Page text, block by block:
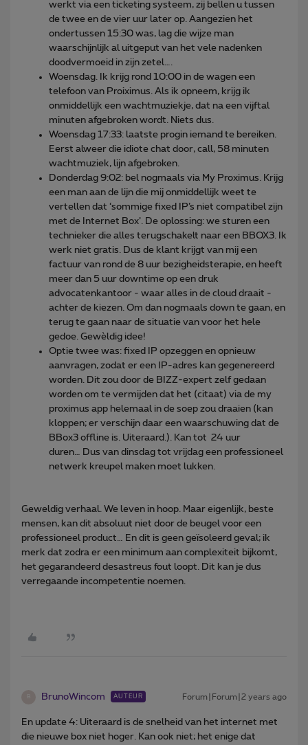
werkt via een ticketing systeem, zij bellen u tussen
de twee en de vier uur later op. Aangezien het
ondertussen 15:30 was, lag die wijze man
waarschijnlijk al uitgeput van het vele nadenken
doodvermoeid in zijn zetel….
Woensdag. Ik krijg rond 10:00 in de wagen een
telefoon van Proiximus. Als ik opneem, krijg ik
onmiddellijk een wachtmuziekje, dat na een vijftal
minuten afgebroken wordt. Niets dus.
Woensdag 17:33: laatste progin iemand te bereiken.
Eerst alweer die idiote chat door, call, 58 minuten
wachtmuziek, lijn afgebroken.
Donderdag 9:02: bel nogmaals via My Proximus. Krijg
een man aan de lijn die mij onmiddellijk weet te
vertellen dat ‘sommige fixed IP’s niet compatibel zijn
met de Internet Box’. De oplossing: we sturen een
technieker die alles terugschakelt naar een BBOX3. Ik
werk niet gratis. Dus de klant krijgt van mij een
factuur van rond de 8 uur bezigheidsterapie, en heeft
meer dan 5 uur downtime op een druk
advocatenkantoor - waar alles in de cloud draait -
achter de kiezen. Om dan nogmaals down te gaan, en
terug te gaan naar de situatie van voor het hele
gedoe. Gewèldig idee!
Optie twee was: fixed IP opzeggen en opnieuw
aanvragen, zodat er een IP-adres kan gegenereerd
worden. Dit zou door de BIZZ-expert zelf gedaan
worden om te vermijden dat het (citaat) via de my
proximus app helemaal in de soep zou draaien (kan
kloppen; er verschijn daar een waarschuwing dat de
BBox3 offline is. Uiteraard.). Kan tot 24 uur
duren… Dus van dinsdag tot vrijdag een professioneel
netwerk kreupel maken moet lukken.
Geweldig verhaal. We leven in hoop. Maar eigenlijk, beste
mensen, kan dit absoluut niet door de beugel voor een
professioneel product… En dit is geen geïsoleerd geval; ik
merk dat zodra er een minimum aan complexiteit bijkomt,
het gegarandeerd desastreus fout loopt. Dit kan je dus
verregaande incompetentie noemen.
BrunoWincom AUTEUR Forum|Forum|2 years ago
En update 4: Uiteraard is de snelheid van het internet met
die nieuwe box niet hoger. Kan ook niet; het enige dat